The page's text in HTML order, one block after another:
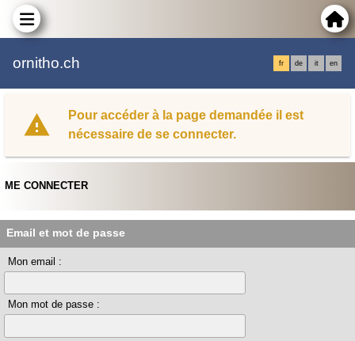
ornitho.ch fr de it en
Pour accéder à la page demandée il est
nécessaire de se connecter.
ME CONNECTER
Email et mot de passe
Mon email :
Mon mot de passe :